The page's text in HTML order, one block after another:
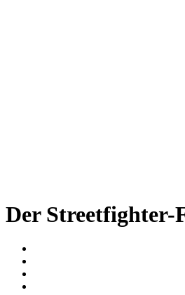
Der Streetfighter-